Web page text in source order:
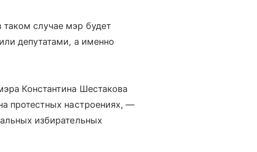
случае мэр будет
депутатами, а именно
Константина Шестакова
протестных настроениях, —
избирательных